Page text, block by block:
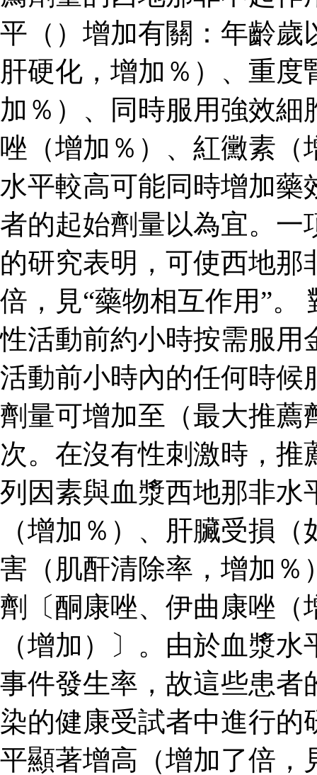
平（）增加有關：年齡歲
肝硬化，增加％）、重
加％）、同時服用強效
唑（增加％）、紅黴素（
水平較高可能同時增加藥
者的起始劑量以為宜。一
的研究表明，可使西地
倍，見“藥物相互作用”。
性活動前約小時按需服用
活動前小時內的任何時候
劑量可增加至（最大推薦
次。在沒有性刺激時，
列因素與血漿西地那非水
（增加％）、肝臟受損
害（肌酐清除率，增加％
劑〔酮康唑、伊曲康唑（
（增加）〕。由於血漿
事件發生率，故這些患者
染的健康受試者中進行的
平顯著增高（增加了倍，